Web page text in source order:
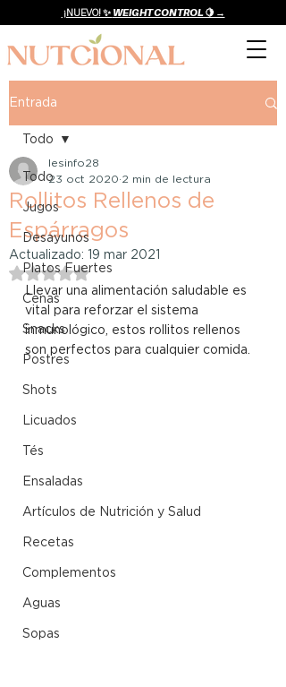
¡NUEVO! ✨ WEIGHT CONTROL 🍋 →
Entrada
Todo
Jugos
Desayunos
Platos Fuertes
Cenas
Snacks
Postres
Shots
Licuados
Tés
Ensaladas
Artículos de Nutrición y Salud
Recetas
Complementos
Aguas
Sopas
Todo
Rollitos Rellenos de
Espárragos
lesinfo28
23 oct 2020 2 min de lectura
Actualizado: 19 mar 2021
Obtuvo NaN de 5 estrellas.
Llevar una alimentación saludable es
vital para reforzar el sistema
inmunológico, estos rollitos rellenos
son perfectos para cualquier comida.